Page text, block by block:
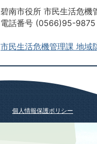
碧南市役所 市民生活危機
電話番号 (0566)95-9875
市民生活危機管理課 地域
個人情報保護ポリシー